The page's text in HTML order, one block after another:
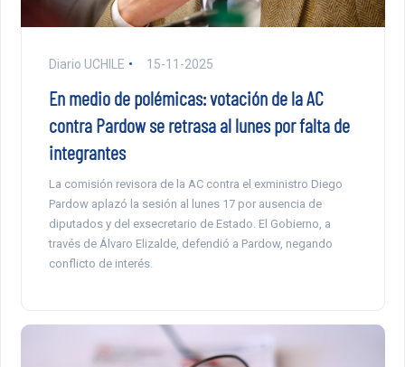
Diario UCHILE 15-11-2025
En medio de polémicas: votación de la AC
contra Pardow se retrasa al lunes por falta de
integrantes
La comisión revisora de la AC contra el exministro Diego
Pardow aplazó la sesión al lunes 17 por ausencia de
diputados y del exsecretario de Estado. El Gobierno, a
través de Álvaro Elizalde, defendió a Pardow, negando
conflicto de interés.